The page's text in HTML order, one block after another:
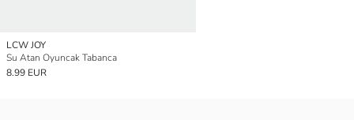
LCW JOY
Su Atan Oyuncak Tabanca
8.99 EUR